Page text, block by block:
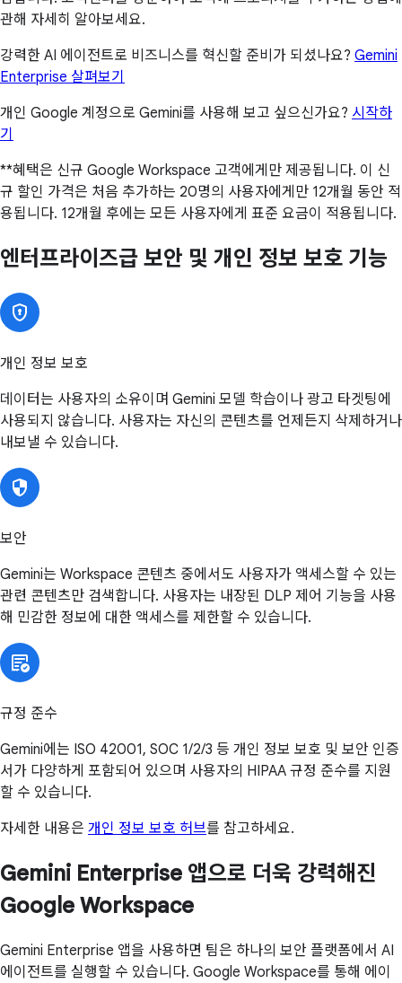
관해 자세히 알아보세요.
강력한 AI 에이전트로 비즈니스를 혁신할 준비가 되셨나요? Gemini
Enterprise 살펴보기
개인 Google 계정으로 Gemini를 사용해 보고 싶으신가요? 시작하
기
**혜택은 신규 Google Workspace 고객에게만 제공됩니다. 이 신
규 할인 가격은 처음 추가하는 20명의 사용자에게만 12개월 동안 적
용됩니다. 12개월 후에는 모든 사용자에게 표준 요금이 적용됩니다.
엔터프라이즈급 보안 및 개인 정보 보호 기능
개인 정보 보호
데이터는 사용자의 소유이며 Gemini 모델 학습이나 광고 타겟팅에
사용되지 않습니다. 사용자는 자신의 콘텐츠를 언제든지 삭제하거나
내보낼 수 있습니다.
보안
Gemini는 Workspace 콘텐츠 중에서도 사용자가 액세스할 수 있는
관련 콘텐츠만 검색합니다. 사용자는 내장된 DLP 제어 기능을 사용
해 민감한 정보에 대한 액세스를 제한할 수 있습니다.
규정 준수
Gemini에는 ISO 42001, SOC 1/2/3 등 개인 정보 보호 및 보안 인증
서가 다양하게 포함되어 있으며 사용자의 HIPAA 규정 준수를 지원
할 수 있습니다.
자세한 내용은 개인 정보 보호 허브를 참고하세요.
Gemini Enterprise 앱으로 더욱 강력해진
Google Workspace
Gemini Enterprise 앱을 사용하면 팀은 하나의 보안 플랫폼에서 AI
에이전트를 실행할 수 있습니다. Google Workspace를 통해 에이